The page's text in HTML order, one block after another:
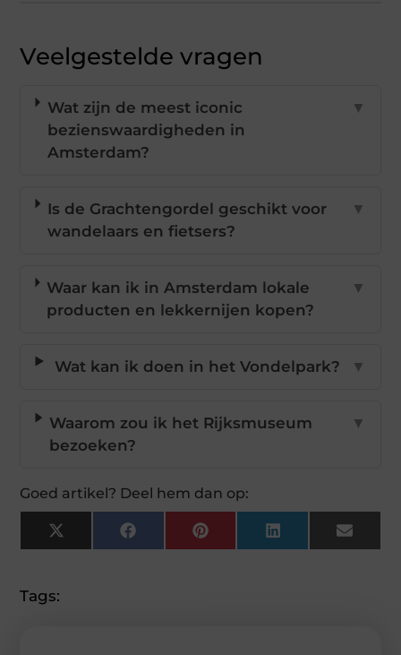
Veelgestelde vragen
Wat zijn de meest iconic
bezienswaardigheden in
Amsterdam?
▼
Is de Grachtengordel geschikt voor
wandelaars en fietsers?
▼
Waar kan ik in Amsterdam lokale
producten en lekkernijen kopen?
▼
Wat kan ik doen in het Vondelpark? ▼
Waarom zou ik het Rijksmuseum
bezoeken?
▼
Goed artikel? Deel hem dan op:
X
(Twitter)
FacebookPinterestLinkedInEmail
Tags: